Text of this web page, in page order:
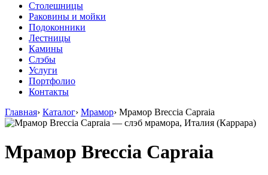
Столешницы
Раковины и мойки
Подоконники
Лестницы
Камины
Слэбы
Услуги
Портфолио
Контакты
Главная› Каталог› Мрамор› Мрамор Breccia Capraia
Мрамор Breccia Capraia